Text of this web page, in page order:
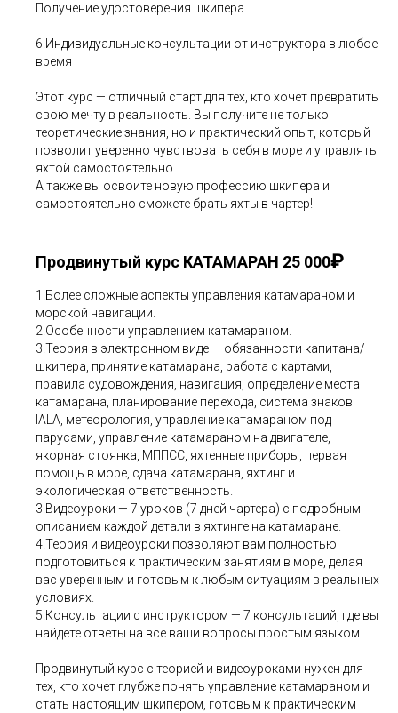
Получение удостоверения шкипера
6.Индивидуальные консультации от инструктора в любое
время
Этот курс — отличный старт для тех, кто хочет превратить
свою мечту в реальность. Вы получите не только
теоретические знания, но и практический опыт, который
позволит уверенно чувствовать себя в море и управлять
яхтой самостоятельно.
А также вы освоите новую профессию шкипера и
самостоятельно сможете брать яхты в чартер!
Продвинутый курс КАТАМАРАН 25 000₽
1.Более сложные аспекты управления катамараном и
морской навигации.
2.Особенности управлением катамараном.
3.Теория в электронном виде — обязанности капитана/
шкипера, принятие катамарана, работа с картами,
правила судовождения, навигация, определение места
катамарана, планирование перехода, система знаков
IALA, метеорология, управление катамараном под
парусами, управление катамараном на двигателе,
якорная стоянка, МППСС, яхтенные приборы, первая
помощь в море, сдача катамарана, яхтинг и
экологическая ответственность.
3.Видеоуроки — 7 уроков (7 дней чартера) с подробным
описанием каждой детали в яхтинге на катамаране.
4.Теория и видеоуроки позволяют вам полностью
подготовиться к практическим занятиям в море, делая
вас уверенным и готовым к любым ситуациям в реальных
условиях.
5.Консультации с инструктором — 7 консультаций, где вы
найдете ответы на все ваши вопросы простым языком.
Продвинутый курс с теорией и видеоуроками нужен для
тех, кто хочет глубже понять управление катамараном и
стать настоящим шкипером, готовым к практическим